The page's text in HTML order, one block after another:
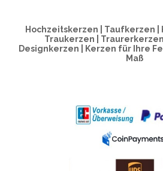
Hochzeitskerzen | Taufkerzen |
Traukerzen |
Designkerzen | Kerzen für Ihre
Maß